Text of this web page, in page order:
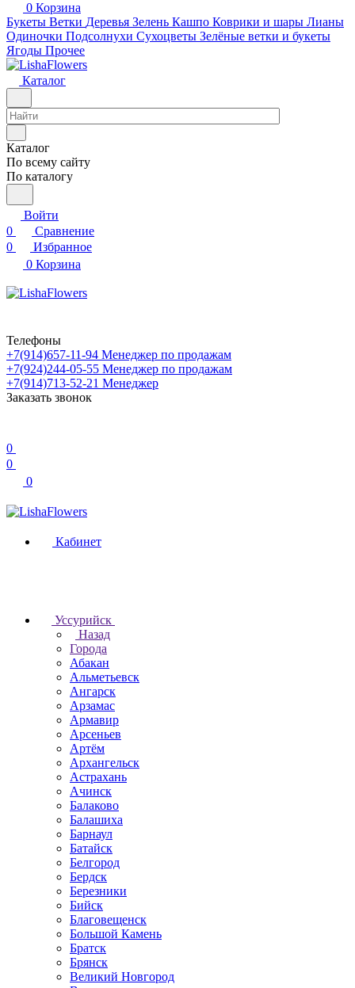
0 Корзина
Букеты Ветки Деревья Зелень Кашпо Коврики и шары Лианы
Одиночки Подсолнухи Сухоцветы Зелёные ветки и букеты
Ягоды Прочее
Каталог
Каталог
По всему сайту
По каталогу
Войти
0
Сравнение
0
Избранное
0 Корзина
Телефоны
+7(914)657-11-94 Менеджер по продажам
+7(924)244-05-55 Менеджер по продажам
+7(914)713-52-21 Менеджер
Заказать звонок
0
0
0
Кабинет
Уссурийск
Назад
Города
Абакан
Альметьевск
Ангарск
Арзамас
Армавир
Арсеньев
Артём
Архангельск
Астрахань
Ачинск
Балаково
Балашиха
Барнаул
Батайск
Белгород
Бердск
Березники
Бийск
Благовещенск
Большой Камень
Братск
Брянск
Великий Новгород